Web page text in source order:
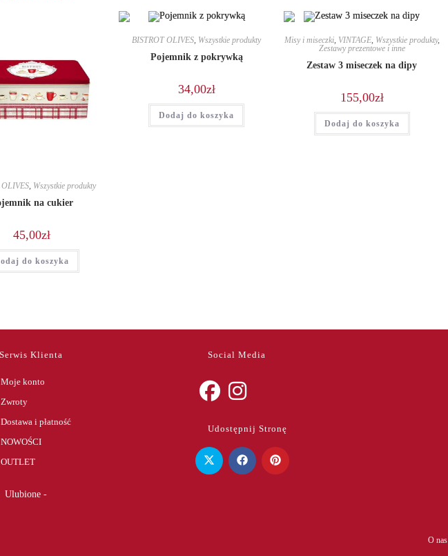
OLIVES Wszystkie produkty
na cukier
45,00zł
do koszyka
BISTROT OLIVES, Wszystkie produkty
Pojemnik z pokrywką
34,00zł
Dodaj do koszyka
Misy i miseczki, VINTAGE, Wszystkie produkty,
Zestawy prezentowe i inne
Zestaw 3 miseczek na dipy
155,00zł
Dodaj do koszyka
Serwis Klienta
Moje konto
Zwroty
Dostawa i płatność
NOWOŚCI
OUTLET
Ulubione -
Social Media
a
new
in
a
new
Udostępnij Stronę
O nas